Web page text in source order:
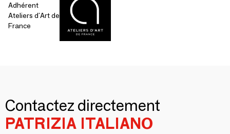
Adhérent
Ateliers d'Art de
France
Contactez directement
PATRIZIA ITALIANO